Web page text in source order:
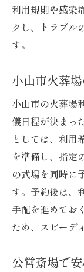
利用規則や感染
クし、トラブル
す。
小山市火葬
小山市の火葬場
儀日程が決まっ
としては、利用
を準備し、指定
の式場を同時に
す。予約後は、
手配を進めてお
ため、スピーデ
公営斎場で